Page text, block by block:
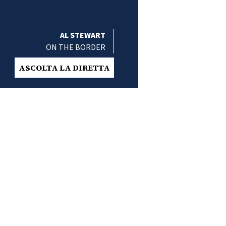
AL STEWART
ON THE BORDER
ASCOLTA LA DIRETTA